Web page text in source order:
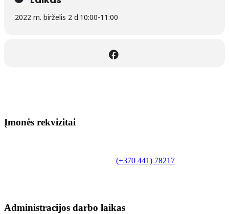
2022 m. birželis 2 d.10:00-11:00
Įmonės rekvizitai
(+370 441) 78217
Administracijos darbo laikas